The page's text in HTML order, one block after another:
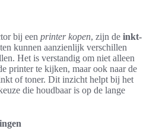
bij een printer kopen, zijn de inkt-
kunnen aanzienlijk verschillen
Het is verstandig om niet alleen
printer te kijken, maar ook naar de
of toner. Dit inzicht helpt bij het
die houdbaar is op de lange